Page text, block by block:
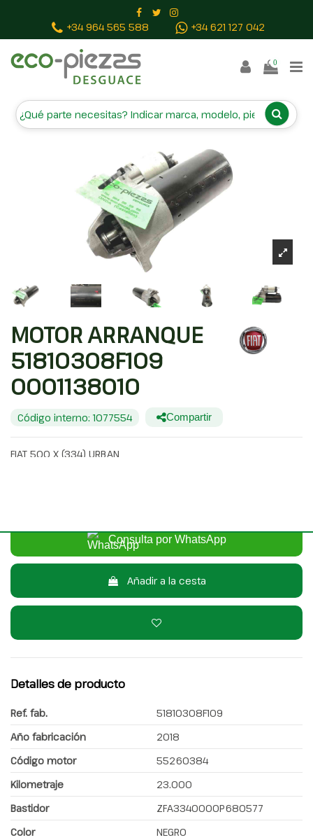
+34 964 565 588 +34 621 127 042
0
MOTOR ARRANQUE
51810308F109 0001138010
MOTOR ARRANQUE
51810308F109
0001138010
Código interno: 1077554 Compartir
FIAT 500 X (334) URBAN
Consulta por WhatsApp
Añadir a la cesta
Detalles de producto
Ref. fab.
51810308F109
Año fabricación
2018
Código motor
55260384
Kilometraje
23.000
Bastidor
ZFA3340000P680577
Color
NEGRO